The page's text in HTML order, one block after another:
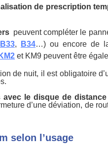
de prescription
peuvent compléter le
B33, B34…) ou encore de la
KM2 et KM9 peuvent être
de nuit, il est obligatoire
avec le disque de distance
d’une déviation, de
selon l’usage